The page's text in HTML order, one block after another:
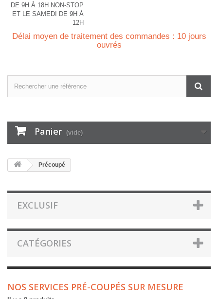
DE 9H À 18H NON-STOP
ET LE SAMEDI DE 9H À
12H
Délai moyen de traitement des commandes : 10 jours
ouvrés
Panier (vide)
Précoupé
EXCLUSIF
CATÉGORIES
NOS SERVICES PRÉ-COUPÉS SUR MESURE